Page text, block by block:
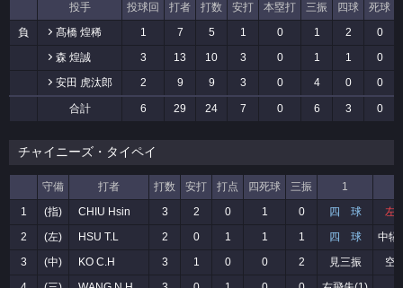
投手 投球回 打者 打数 安打 本塁打 三振 四球 死球
負
髙橋 煌稀 1 7 5 1 0 1 2
0
森 煌誠
3 13 10 3 0 1 1
0
安田 虎汰郎
2 9 9 3 0 4 0 0
合計 6 29 24 7 0 6 3 0
チャイニーズ・タイペイ
守備 打者 打数 安打 打点 四死球 三振 1
1
(指) CHIU Hsin 3 2 0 1 0 四 球
左
2
(左) HSU T.L 2 0 1 1 1 四 球
中犠
3
(中) KO C.H 3 1 0 0 2 見三振
空